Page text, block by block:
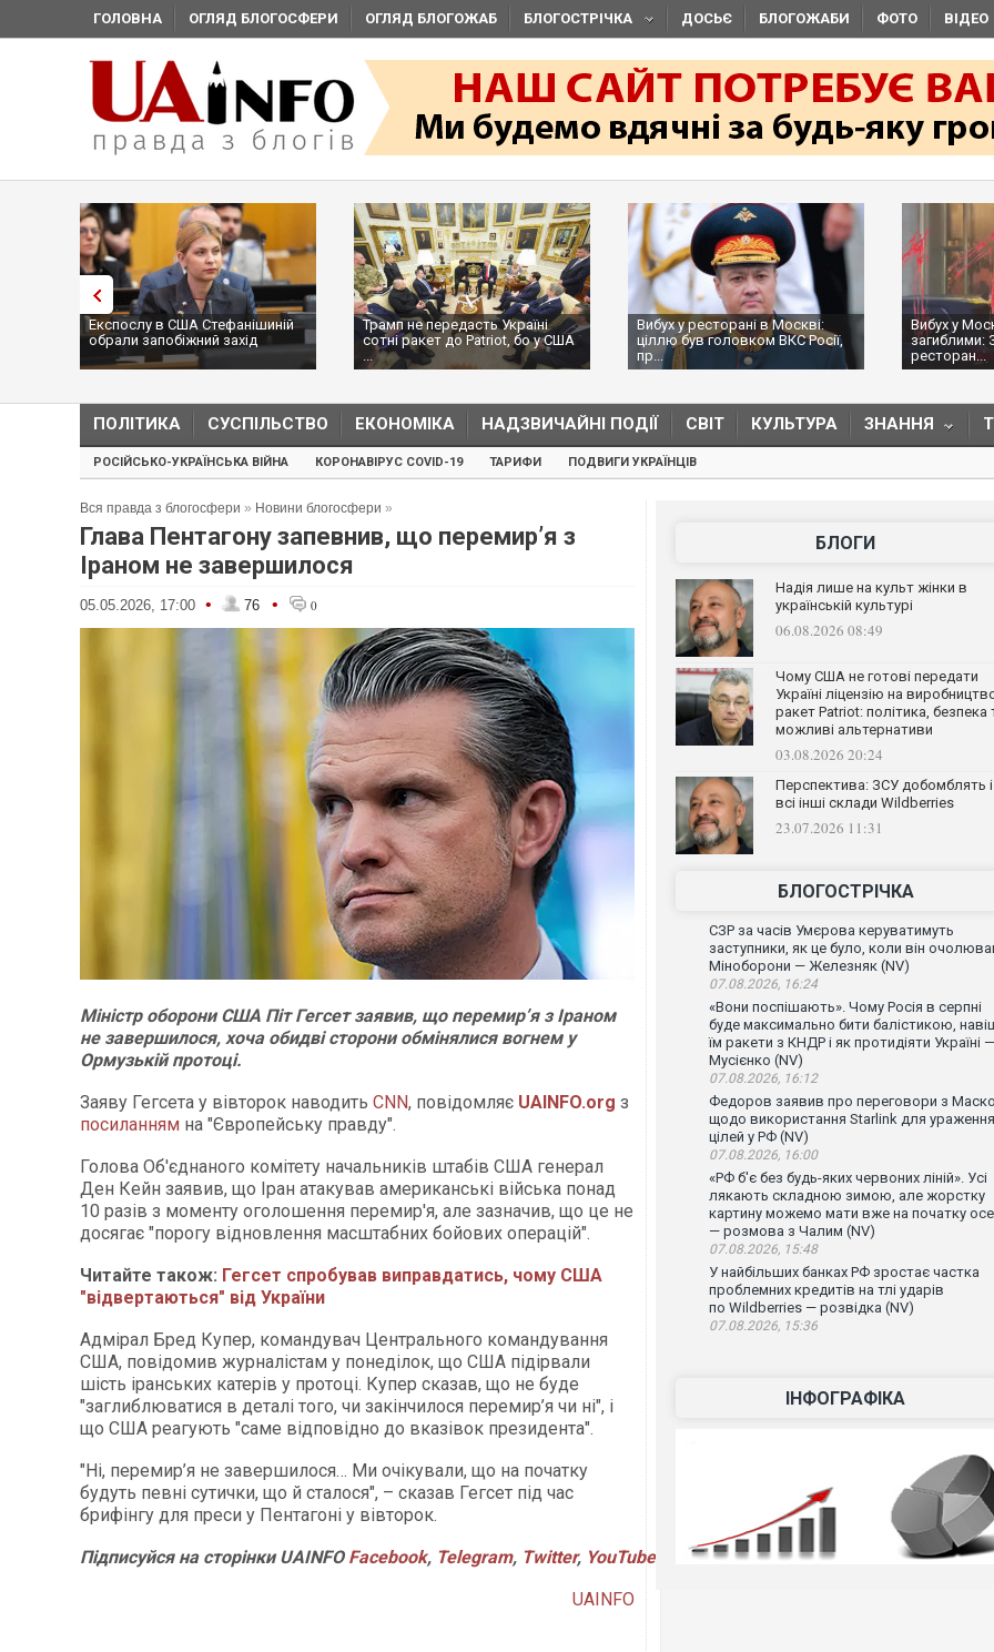
ГОЛОВНА ОГЛЯД БЛОГОСФЕРИ ОГЛЯД БЛОГОЖАБ БЛОГОСТРІЧКА ДОСЬЄ БЛОГОЖАБИ ФОТО ВІДЕО
Експослу в США Стефанішиній
обрали запобіжний захід
Трамп не передасть Україні
сотні ракет до Patriot, бо у США
...
Вибух у ресторані в Москві:
ціллю був головком ВКС Росії,
пр...
Вибух у
загиблими:
ресторан...
ПОЛІТИКА СУСПІЛЬСТВО ЕКОНОМІКА НАДЗВИЧАЙНІ ПОДІЇ СВІТ КУЛЬТУРА ЗНАННЯ
РОСІЙСЬКО-УКРАЇНСЬКА ВІЙНА КОРОНАВІРУС COVID-19 ТАРИФИ ПОДВИГИ УКРАЇНЦІВ
Вся правда з блогосфери » Новини блогосфери »
Глава Пентагону запевнив, що перемир’я з
Іраном не завершилося
05.05.2026, 17:00 • 76 • 0
Міністр оборони США Піт Гегсет заявив, що перемир’я з Іраном
не завершилося, хоча обидві сторони обмінялися вогнем у
Ормузькій протоці.
Заяву Гегсета у вівторок наводить CNN, повідомляє UAINFO.org з
посиланням на "Європейську правду".
Голова Об'єднаного комітету начальників штабів США генерал
Ден Кейн заявив, що Іран атакував американські війська понад
10 разів з моменту оголошення перемир'я, але зазначив, що це не
досягає "порогу відновлення масштабних бойових операцій".
Читайте також: Гегсет спробував виправдатись, чому США
"відвертаються" від України
Адмірал Бред Купер, командувач Центрального командування
США, повідомив журналістам у понеділок, що США підірвали
шість іранських катерів у протоці. Купер сказав, що не буде
"заглиблюватися в деталі того, чи закінчилося перемир’я чи ні", і
що США реагують "саме відповідно до вказівок президента".
"Ні, перемир’я не завершилося… Ми очікували, що на початку
будуть певні сутички, що й сталося", – сказав Гегсет під час
брифінгу для преси у Пентагоні у вівторок.
ПідписуйсянасторінкиUAINFO Facebook, Telegram, Twitter, YouTube
UAINFO
БЛОГИ
Надія лише на культ жінки в
українській культурі
06.08.2026 08:49
Чому США не готові передати
Україні ліцензію на
ракет Patriot: політика, безпека
можливі альтернативи
03.08.2026 20:24
Перспектива: ЗСУ добомблять і
всі інші склади Wildberries
23.07.2026 11:31
БЛОГОСТРІЧКА
СЗР за часів Умєрова керуватимуть
заступники, як це було, коли він
Міноборони — Железняк (NV)
07.08.2026, 16:24
«Вони поспішають». Чому Росія в серпні
буде максимально бити балістикою,
їм ракети з КНДР і як протидіяти Україні —
Мусієнко (NV)
07.08.2026, 16:12
Федоров заявив про переговори з
щодо використання Starlink для ураження
цілей у РФ (NV)
07.08.2026, 16:00
«РФ б'є без будь-яких червоних ліній». Усі
лякають складною зимою, але жорстку
картину можемо мати вже на початку
— розмова з Чалим (NV)
07.08.2026, 15:48
У найбільших банках РФ зростає частка
проблемних кредитів на тлі ударів
по Wildberries — розвідка (NV)
07.08.2026, 15:36
ІНФОГРАФІКА